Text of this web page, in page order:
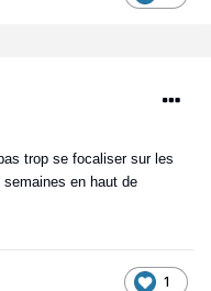
trop se focaliser sur les
en haut de
1